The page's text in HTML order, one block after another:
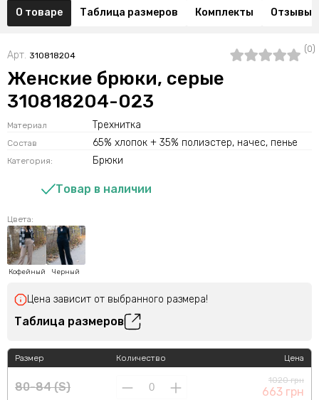
О товаре Таблица размеров Комплекты Отзывы
Арт. 310818204
(0)
Женские брюки, серые
310818204-023
Материал Трехнитка
Состав 65% хлопок + 35% полиэстер, начес, пенье
Категория: Брюки
Товар в наличии
Цвета:
Кофейный Черный
Цена зависит от выбранного размера!
Таблица размеров
Размер
80-84 (S)
Количество Цена
1020 грн
663 грн